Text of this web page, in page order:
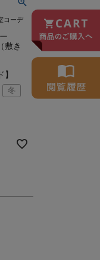
コーデ
敷き
冬